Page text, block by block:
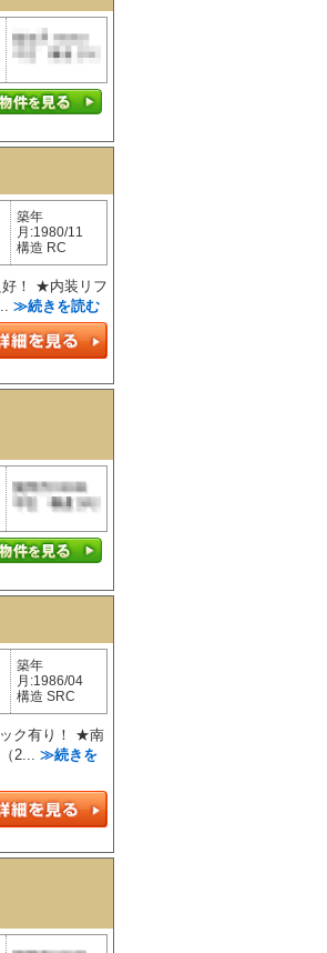
築年
月:1980/11
構造 RC
！ ★内装リフ
≫続きを読む
築年
月:1986/04
構造 SRC
ク有り！ ★南
2... ≫続きを